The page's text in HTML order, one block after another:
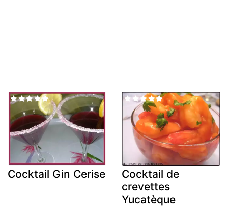
Cocktail Gin Cerise
Cocktail de
crevettes
Yucatèque